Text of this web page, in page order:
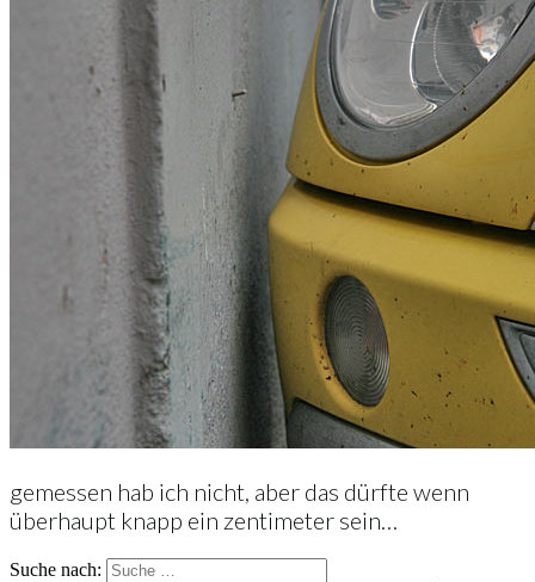
gemessen hab ich nicht, aber das dürfte wenn
überhaupt knapp ein zentimeter sein…
Suche nach: